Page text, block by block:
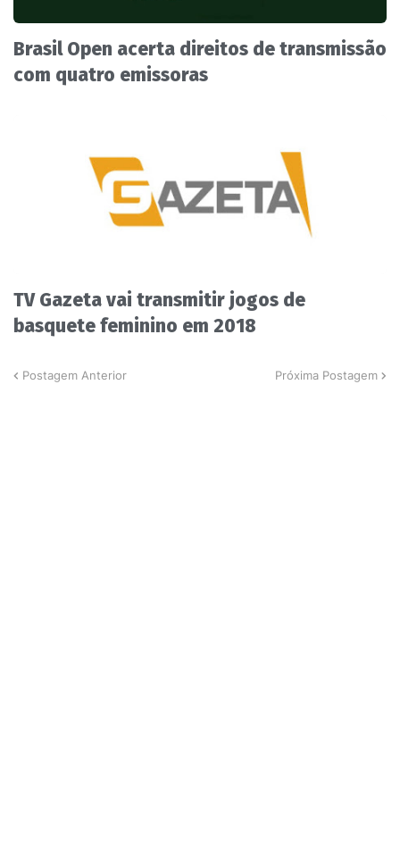
Brasil Open acerta direitos de transmissão
com quatro emissoras
TV Gazeta vai transmitir jogos de
basquete feminino em 2018
Postagem Anterior Próxima Postagem